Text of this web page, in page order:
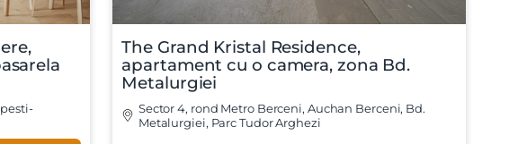
The Grand Kristal Residence,
apartament cu o camera, zona Bd.
Metalurgiei
Sector 4, rond Metro Berceni, Auchan Berceni, Bd.
Metalurgiei, Parc Tudor Arghezi